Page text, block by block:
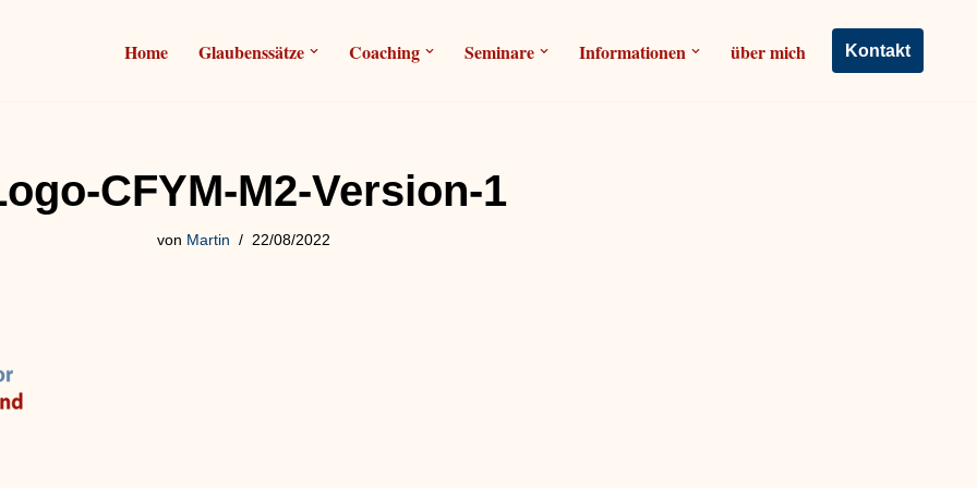
Home Glaubenssätze Coaching Seminare Informationen über mich Kontakt
CFYM-M2-Version-1
von Martin 22/08/2022